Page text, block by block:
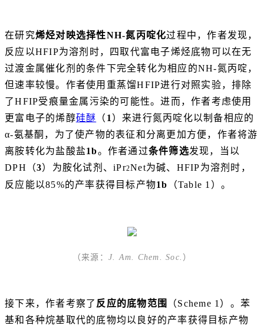
在研究烯烃对映选择性NH-氮丙啶化过程中，作者发现，
反应以HFIP为溶剂时，四取代富电子烯烃底物可以在无
过渡金属催化剂的条件下完全转化为相应的NH-氮丙啶，
但速率较慢。作者使用重蒸馏HFIP进行对照实验，排除
了HFIP受痕量金属污染的可能性。进而，作者考虑使用
更富电子的烯醇硅醚 （ 1 ）来进行氮丙啶化以制备相应的
α-氨基酮，为了使产物的表征和分离更加方便，作者将游
离胺转化为盐酸盐1b。作者通过条件筛选发现，当以
DPH（3）为胺化试剂、iPr2Net为碱、HFIP为溶剂时，
反应能以85%的产率获得目标产物1b （Table 1）。
（来源： J. Am. Chem. Soc. ）
接下来，作者考察了 反应的底物范围
（Scheme 1）。苯
基和各种烷基取代的底物均以良好的产率获得目标产物